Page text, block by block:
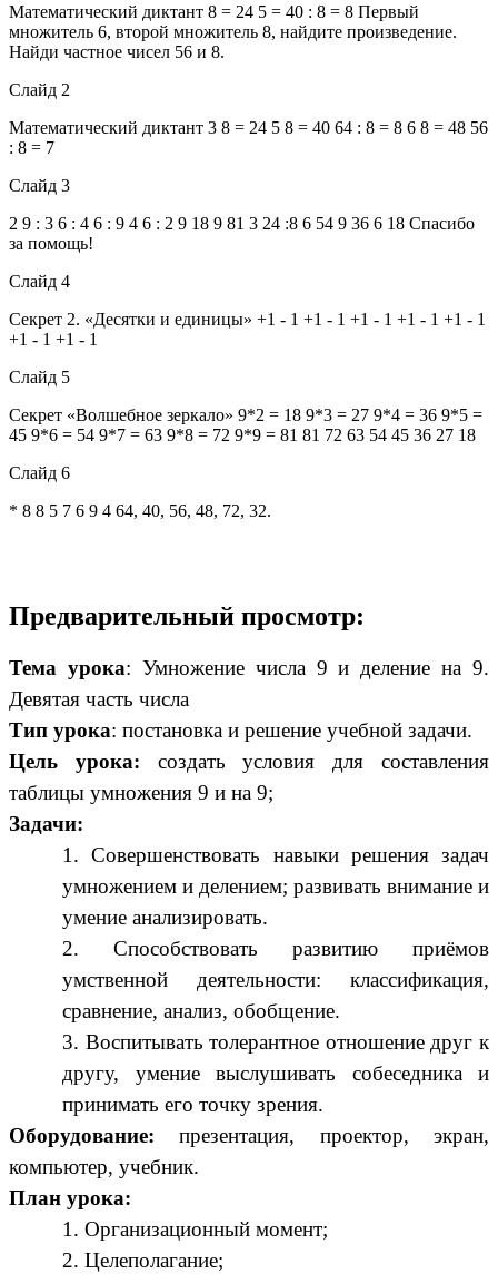
Математический диктант 8 = 24 5 = 40 : 8 = 8 Первый
множитель 6, второй множитель 8, найдите произведение.
Найди частное чисел 56 и 8.
Слайд 2
Математический диктант 3 8 = 24 5 8 = 40 64 : 8 = 8 6 8 = 48 56
: 8 = 7
Слайд 3
2 9 : 3 6 : 4 6 : 9 4 6 : 2 9 18 9 81 3 24 :8 6 54 9 36 6 18 Спасибо
за помощь!
Слайд 4
Секрет 2. «Десятки и единицы» +1 - 1 +1 - 1 +1 - 1 +1 - 1 +1 - 1
+1 - 1 +1 - 1
Слайд 5
Секрет «Волшебное зеркало» 9*2 = 18 9*3 = 27 9*4 = 36 9*5 =
45 9*6 = 54 9*7 = 63 9*8 = 72 9*9 = 81 81 72 63 54 45 36 27 18
Слайд 6
* 8 8 5 7 6 9 4 64, 40, 56, 48, 72, 32.
Предварительный просмотр:
Тема урока: Умножение числа 9 и деление на 9.
Девятая часть числа
Тип урока: постановка и решение учебной задачи.
Цель урока: создать условия для составления
таблицы умножения 9 и на 9;
Задачи:
Совершенствовать навыки решения задач
умножением и делением; развивать внимание и
умение анализировать.
Способствовать развитию приёмов
умственной деятельности: классификация,
сравнение, анализ, обобщение.
Воспитывать толерантное отношение друг к
другу, умение выслушивать собеседника и
принимать его точку зрения.
Оборудование:презентация, проектор, экран,
компьютер, учебник.
План урока:
Организационный момент;
Целеполагание;